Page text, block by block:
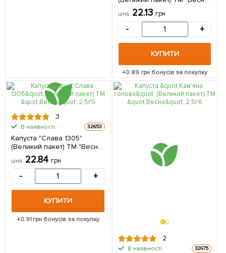
ціна 22.13 грн
- +
КУПИТИ
+0.89 грн бонусів за покупку
3
В наявності. 32653
Капуста "Слава 1305"
(Великий пакет) ТМ "Весна"
ціна 22.84 грн
- +
КУПИТИ
+0.91грн бонусів за покупку
2
В наявності. 32675